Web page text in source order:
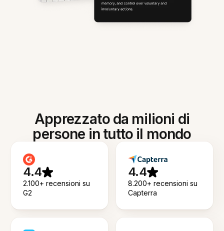
Apprezzato da milioni di
persone in tutto il mondo
4.4
2.100+ recensioni su
G2
4.4
8.200+ recensioni su
Capterra